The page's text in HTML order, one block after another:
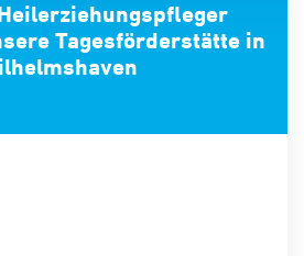
Tagesförderstätte in